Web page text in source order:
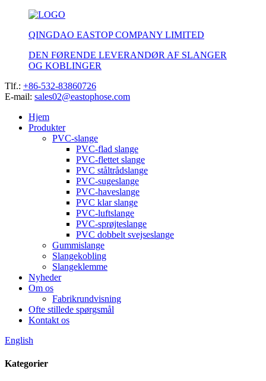
QINGDAO EASTOP COMPANY LIMITED
DEN FØRENDE LEVERANDØR AF SLANGER
OG KOBLINGER
Tlf.: +86-532-83860726
E-mail: sales02@eastophose.com
Hjem
Produkter
PVC-slange
PVC-flad slange
PVC-flettet slange
PVC ståltrådslange
PVC-sugeslange
PVC-haveslange
PVC klar slange
PVC-luftslange
PVC-sprøjteslange
PVC dobbelt svejseslange
Gummislange
Slangekobling
Slangeklemme
Nyheder
Om os
Fabrikrundvisning
Ofte stillede spørgsmål
Kontakt os
English
Kategorier